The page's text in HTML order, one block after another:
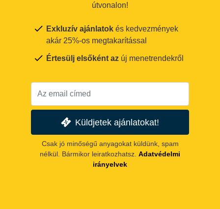
útvonalon!
Exkluzív ajánlatok és kedvezmények
akár 25%-os megtakarítással
Értesülj elsőként az új menetrendekről
Küldjetek ajánlatokat!
Csak jó minőségű anyagokat küldünk, spam
nélkül. Bármikor leiratkozhatsz. Adatvédelmi
irányelvek